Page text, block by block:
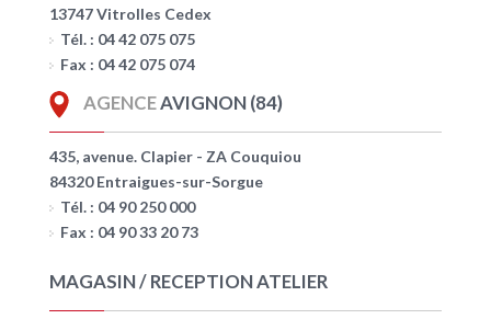
13747 Vitrolles Cedex
Tél. : 04 42 075 075
Fax : 04 42 075 074
AGENCEAVIGNON (84)
435, avenue. Clapier - ZA Couquiou
84320 Entraigues-sur-Sorgue
Tél. : 04 90 250 000
Fax : 04 90 33 20 73
MAGASIN / RECEPTION ATELIER